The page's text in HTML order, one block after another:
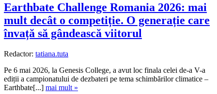
Earthbate Challenge Romania 2026: mai
mult decât o competiție. O generație care
învață să gândească viitorul
Redactor: tatiana.tuta
Pe 6 mai 2026, la Genesis College, a avut loc finala celei de-a V-a
ediții a campionatului de dezbateri pe tema schimbărilor climatice –
Earthbate[...] mai mult »